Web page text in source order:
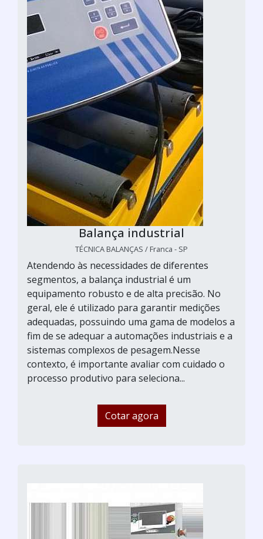
Balança industrial
TÉCNICA BALANÇAS / Franca - SP
Atendendo às necessidades de diferentes
segmentos, a balança industrial é um
equipamento robusto e de alta precisão. No
geral, ele é utilizado para garantir medições
adequadas, possuindo uma gama de modelos a
fim de se adequar a automações industriais e a
sistemas complexos de pesagem.Nesse
contexto, é importante avaliar com cuidado o
processo produtivo para seleciona...
Cotar agora